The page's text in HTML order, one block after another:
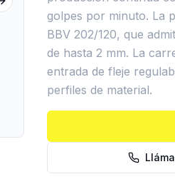
Next slide
golpes por minuto. La
BBV 202/120, que
de hasta 2 mm. La
entrada de fleje
perfiles de material.